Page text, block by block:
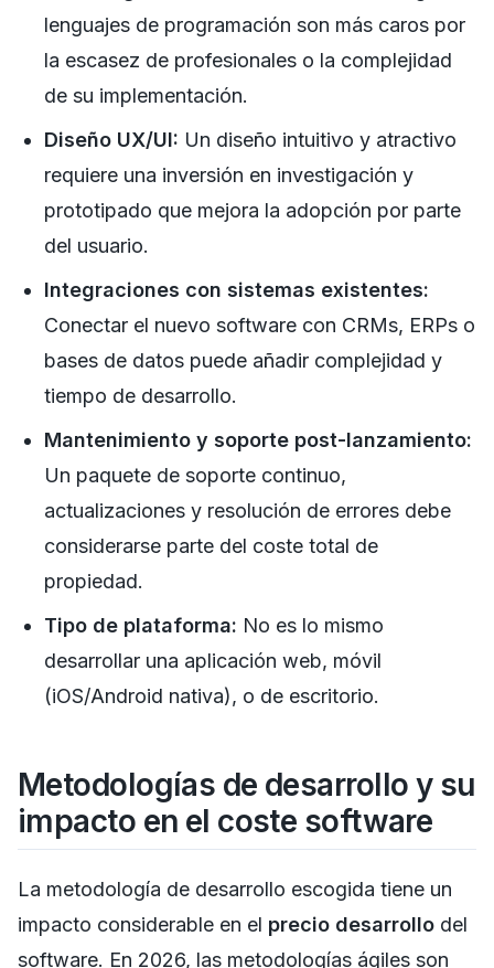
lenguajes de programación son más caros por
la escasez de profesionales o la complejidad
de su implementación.
Diseño UX/UI: Un diseño intuitivo y atractivo
requiere una inversión en investigación y
prototipado que mejora la adopción por parte
del usuario.
Integraciones con sistemas existentes:
Conectar el nuevo software con CRMs, ERPs o
bases de datos puede añadir complejidad y
tiempo de desarrollo.
Mantenimiento y soporte post-lanzamiento:
Un paquete de soporte continuo,
actualizaciones y resolución de errores debe
considerarse parte del coste total de
propiedad.
Tipo de plataforma: No es lo mismo
desarrollar una aplicación web, móvil
(iOS/Android nativa), o de escritorio.
Metodologías de desarrollo y su
impacto en el coste software
La metodología de desarrollo escogida tiene un
impacto considerable en el precio desarrollo del
software. En 2026, las metodologías ágiles son